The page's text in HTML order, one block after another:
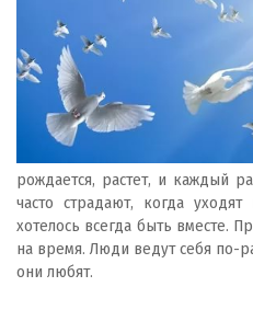
рождается, растет, и каждый
часто страдают, когда
хотелось всегда быть вместе.
на время. Люди ведут себя по-
они любят.